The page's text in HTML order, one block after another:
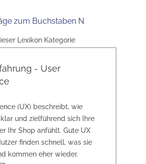
zum Buchstaben N
Lexikon Kategorie
- User
(UX) beschreibt, wie
und zielführend sich Ihre
Ihr Shop anfühlt. Gute UX
finden schnell, was sie
kommen eher wieder.